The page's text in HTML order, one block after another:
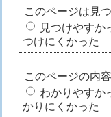
このページは見
見つけやすか
つけにくかった
このページの内
わかりやすか
かりにくかった